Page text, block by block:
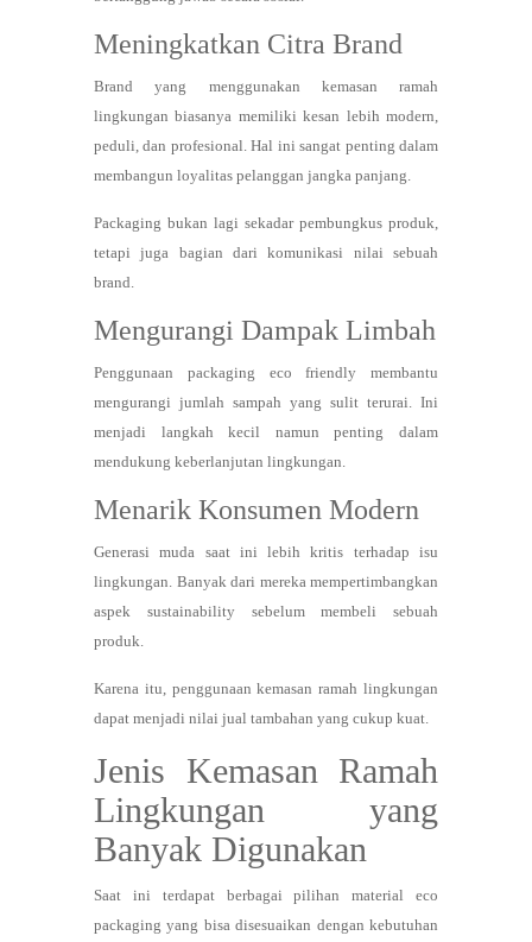
Meningkatkan Citra Brand
Brand yang menggunakan kemasan ramah
lingkungan biasanya memiliki kesan lebih modern,
peduli, dan profesional. Hal ini sangat penting dalam
membangun loyalitas pelanggan jangka panjang.
Packaging bukan lagi sekadar pembungkus produk,
tetapi juga bagian dari komunikasi nilai sebuah
brand.
Mengurangi Dampak Limbah
Penggunaan packaging eco friendly membantu
mengurangi jumlah sampah yang sulit terurai. Ini
menjadi langkah kecil namun penting dalam
mendukung keberlanjutan lingkungan.
Menarik Konsumen Modern
Generasi muda saat ini lebih kritis terhadap isu
lingkungan. Banyak dari mereka mempertimbangkan
aspek sustainability sebelum membeli sebuah
produk.
Karena itu, penggunaan kemasan ramah lingkungan
dapat menjadi nilai jual tambahan yang cukup kuat.
Jenis Kemasan Ramah
Lingkungan yang
Banyak Digunakan
Saat ini terdapat berbagai pilihan material eco
packaging yang bisa disesuaikan dengan kebutuhan